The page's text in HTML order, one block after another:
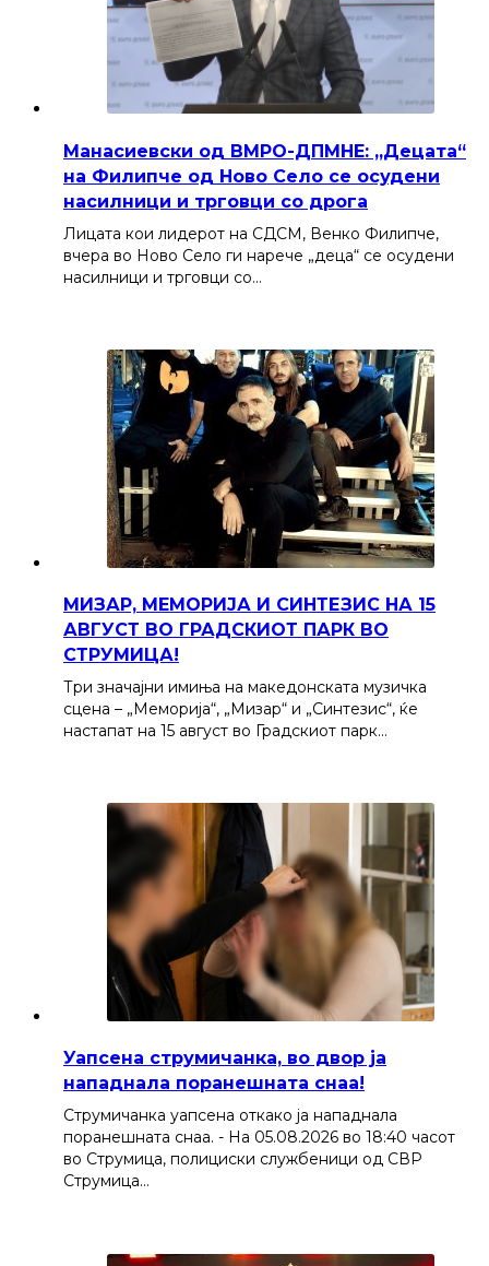
Манасиевски од ВМРО-ДПМНЕ: „Децата“
на Филипче од Ново Село се осудени
насилници и трговци со дрога
Лицата кои лидерот на СДСМ, Венко Филипче,
вчера во Ново Село ги нарече „деца“ се осудени
насилници и трговци со…
МИЗАР, МЕМОРИЈА И СИНТЕЗИС НА 15
АВГУСТ ВО ГРАДСКИОТ ПАРК ВО
СТРУМИЦА!
Три значајни имиња на македонската музичка
сцена – „Меморија“, „Мизар“ и „Синтезис“, ќе
настапат на 15 август во Градскиот парк…
Уапсена струмичанка, во двор ја
нападнала поранешната снаа!
Струмичанка уапсена откако ја нападнала
поранешната снаа. - На 05.08.2026 во 18:40 часот
во Струмица, полициски службеници од СВР
Струмица…